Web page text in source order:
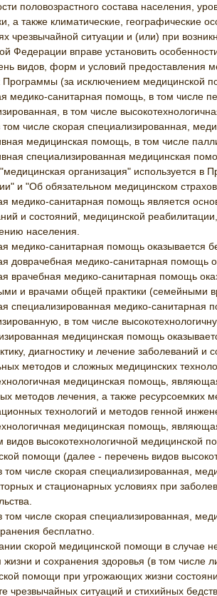
половозрастного состава населения,
а также климатические, географические
чрезвычайной ситуации и (или) при
Федерации вправе установить
видов, форм и условий предоставления
Программы (за исключением медицинской
медико-санитарная помощь, в том числе
в том числе
том числе скорая специализированная,
медицинская помощь, в том числе
специализированная медицинская
организация" используется в
и "Об обязательном медицинском
медико-санитарная помощь является
и состояний, медицинской
населения.
медико-санитарная помощь оказывается
доврачебная медико-санитарная помощь
врачебная медико-санитарная помощь
и врачами общей практики (семейными
специализированная медико-санитарная
в том числе
медицинская помощь
диагностику и лечение заболеваний
методов и сложных медицинских
медицинская помощь,
методов лечения, а также ресурсоемких
технологий и методов генной
медицинская помощь,
видов высокотехнологичной медицинской
помощи (далее - перечень видов
том числе скорая специализированная,
и стационарных условиях при
том числе скорая специализированная,
бесплатно.
скорой медицинской помощи в случае
жизни и сохранения здоровья (в том числе
помощи при угрожающих жизни
чрезвычайных ситуаций и стихийных